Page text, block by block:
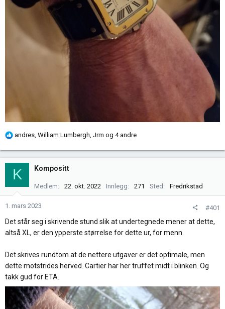
R
k
s
n
r
:
andres William Lumbergh Jrm og 4 andre
K Kompositt
Medlem 22. okt. 2022 Innlegg 271 Sted Fredrikstad
1. mars 2023 #401
Det står seg i skrivende stund slik at undertegnede mener at dette,
altså XL, er den ypperste størrelse for dette ur, for menn.
Det skrives rundtom at de nettere utgaver er det optimale, men
dette motstrides herved. Cartier har her truffet midt i blinken. Og
takk gud for ETA.